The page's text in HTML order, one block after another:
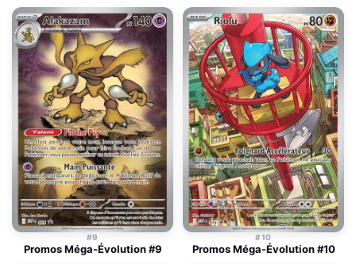
#9
Promos Méga-Évolution #9
#10
Promos Méga-Évolution #10